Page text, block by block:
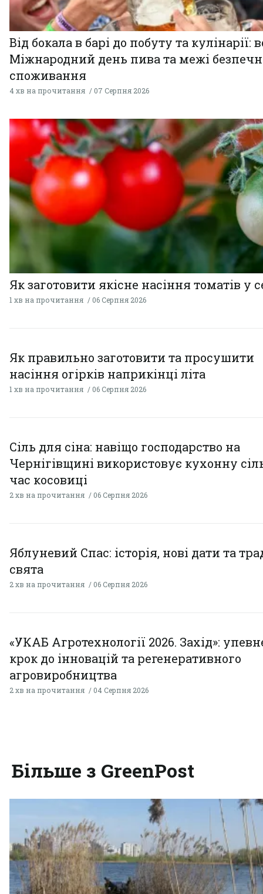
Від бокала в барі до побуту та кулінарії:
Міжнародний день пива та межі
споживання
4 хв на прочитання 07 Серпня 2026
Як заготовити якісне насіння томатів у
1 хв на прочитання 06 Серпня 2026
Як правильно заготовити та просушити
насіння огірків наприкінці літа
1 хв на прочитання 06 Серпня 2026
Сіль для сіна: навіщо господарство на
Чернігівщині використовує кухонну
час косовиці
2 хв на прочитання 06 Серпня 2026
Яблуневий Спас: історія, нові дати та
свята
2 хв на прочитання 06 Серпня 2026
«УКАБ Агротехнології 2026. Захід»:
крок до інновацій та регенеративного
агровиробництва
2 хв на прочитання 04 Серпня 2026
Більше з GreenPost